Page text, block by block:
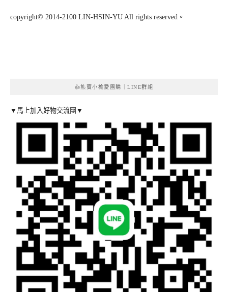
copyright© 2014-2100 LIN-HSIN-YU All rights reserved。
👍熊寶小榆愛團購｜LINE群組
▼馬上加入好物交流團▼